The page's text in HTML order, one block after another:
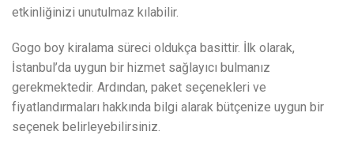
etkinliğinizi unutulmaz kılabilir.
Gogo boy kiralama süreci oldukça basittir. İlk olarak,
İstanbul’da uygun bir hizmet sağlayıcı bulmanız
gerekmektedir. Ardından, paket seçenekleri ve
fiyatlandırmaları hakkında bilgi alarak bütçenize uygun bir
seçenek belirleyebilirsiniz.